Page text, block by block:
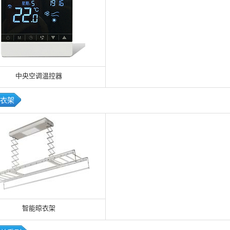
中央空调温控器
架
智能晾衣架